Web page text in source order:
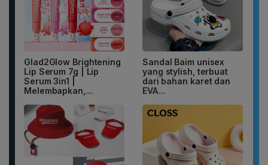
Glad2Glow Brightening
Lip Serum 7g | Lip
Serum 3in1 |
Melembapkan,...
Sandal Baim unisex
yang stylish, terbuat
dari bahan karet dan
EVA...